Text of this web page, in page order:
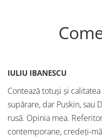
IULIU IBANESCU
Contează totuşi şi
supărare, dar Puskin, sau
rusă. Opinia mea.
contemporane, credeţi-